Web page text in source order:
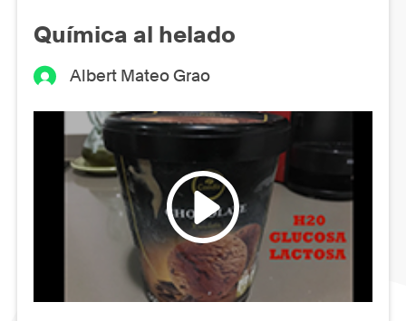
Química al helado
Albert Mateo Grao